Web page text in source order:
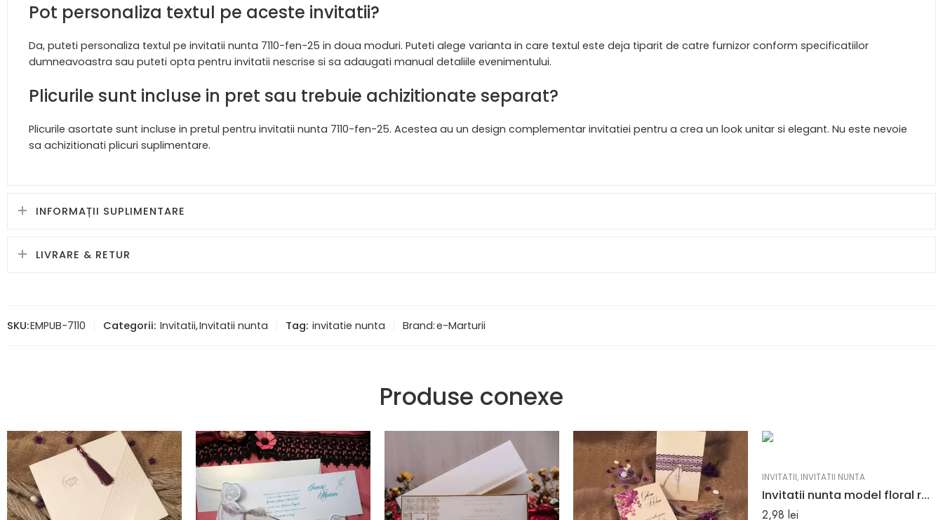
Pot personaliza textul pe aceste invitatii?
Da, puteti personaliza textul pe invitatii nunta 7110-fen-25 in doua moduri. Puteti alege varianta in care textul este deja tiparit de catre furnizor conform specificatiilor
dumneavoastra sau puteti opta pentru invitatii nescrise si sa adaugati manual detaliile evenimentului.
Plicurile sunt incluse in pret sau trebuie achizitionate separat?
Plicurile asortate sunt incluse in pretul pentru invitatii nunta 7110-fen-25. Acestea au un design complementar invitatiei pentru a crea un look unitar si elegant. Nu este nevoie
sa achizitionati plicuri suplimentare.
INFORMAȚII SUPLIMENTARE
LIVRARE & RETUR
SKU:EMPUB-7110 Categorii: Invitatii,Invitatii nunta Tag: invitatie nunta Brand:e-Marturii
Produse conexe
INVITATII, INVITATII NUNTA
Invitatii nunta model floral rosu si un loc special destinat numelor 19.8 x 9.7 cm
2,98 lei